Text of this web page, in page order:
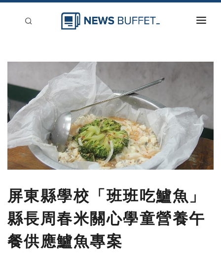
刊登
屏東縣學校「班班吃鱸魚」
縣長周春米關心學童營養午
餐供應鱸魚專案